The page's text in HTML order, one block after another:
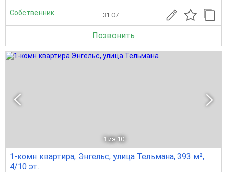
Собственник 31.07
Позвонить
1 из 10
1-комн квартира, Энгельс, улица Тельмана, 393 м²,
4/10 эт.